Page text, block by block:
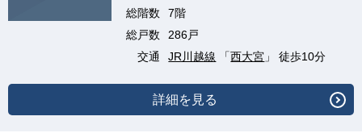
総階数
7階
総戸数
286戸
交通
JR川越線 「西大宮 」 徒歩10分
詳細を見る